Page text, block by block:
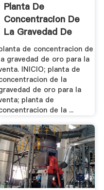
Planta De
Concentracion De
La Gravedad De
Oro .de concentracion de
gravedad de oro para la
INICIO; planta de
de la
de oro para la
planta de
de la ...